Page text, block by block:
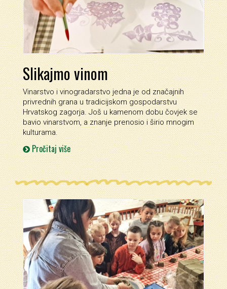
Slikajmo vinom
Vinarstvo i vinogradarstvo jedna je od značajnih
privrednih grana u tradicijskom gospodarstvu
Hrvatskog zagorja. Još u kamenom dobu čovjek se
bavio vinarstvom, a znanje prenosio i širio mnogim
kulturama.
Pročitaj više